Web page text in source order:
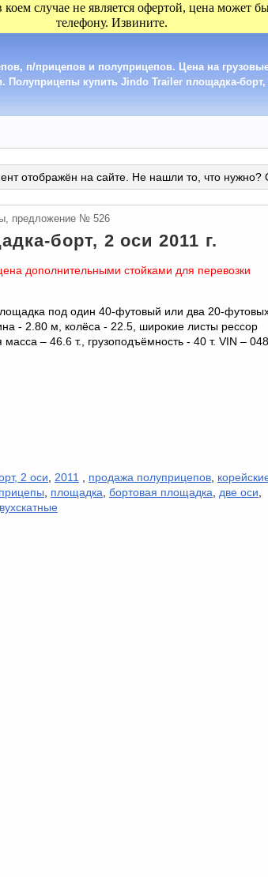
случае не является офертой, цена может
телефону. Извините.
п/прицепов и полуприцепов. Цена на
Полуприцепы купить Jindo Trailer площадка-борт,
отображён на сайте. Не нашли то, что нужно?
предложение № 526
борт, 2 оси 2011 г.
дополнительными стойками для перевозки
под один 40-футовый или два 20-
- 2.80 м, колёса - 22.5, широкие листы рессор
– 46.6 т., грузоподъёмность - 40 т. VIN – 048
2 оси, 2011 , продажа полуприцепов,
, площадка, бортовая площадка, две оси,